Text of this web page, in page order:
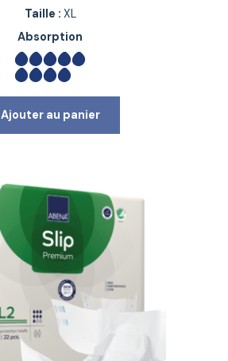
Taille : XL
Absorption
Ajouter au panier